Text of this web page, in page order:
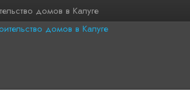
домов в Калуге